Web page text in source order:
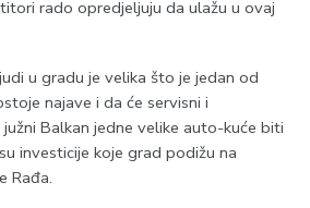
rado opredjeljuju da ulažu u ovaj
u gradu je velika što je jedan od
najave i da će servisni i
Balkan jedne velike auto-kuće biti
investicije koje grad podižu na
Rađa.